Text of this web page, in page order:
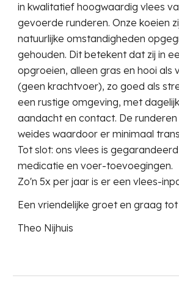
in kwalitatief hoogwaardig vlees
gevoerde runderen. Onze koeien
natuurlijke omstandigheden
gehouden. Dit betekent dat zij in
opgroeien, alleen gras en hooi als
(geen krachtvoer), zo goed als
een rustige omgeving, met
aandacht en contact. De
weides waardoor er minimaal
Tot slot: ons vlees is
medicatie en voer-toevoegingen.
Zo'n 5x per jaar is er een vlees-
Een vriendelijke groet en graag tot
Theo Nijhuis